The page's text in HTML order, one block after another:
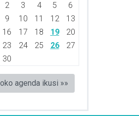
2 3 4 5
6
9 10 11 12
13
16 17 18 19
20
23 24 25 26
27
30
agenda ikusi »»